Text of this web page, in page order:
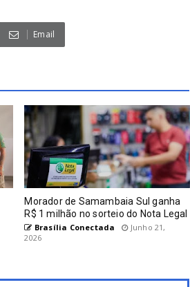
Email
Morador de Samambaia Sul ganha
R$ 1 milhão no sorteio do Nota Legal
Brasília Conectada
Junho 21,
2026